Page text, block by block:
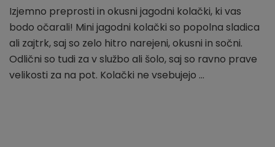
kolački
Izjemno preprosti in okusni jagodni kolački, ki vas
bodo očarali! Mini jagodni kolački so popolna sladica
ali zajtrk, saj so zelo hitro narejeni, okusni in sočni.
Odlični so tudi za v službo ali šolo, saj so ravno prave
velikosti za na pot. Kolački ne vsebujejo …